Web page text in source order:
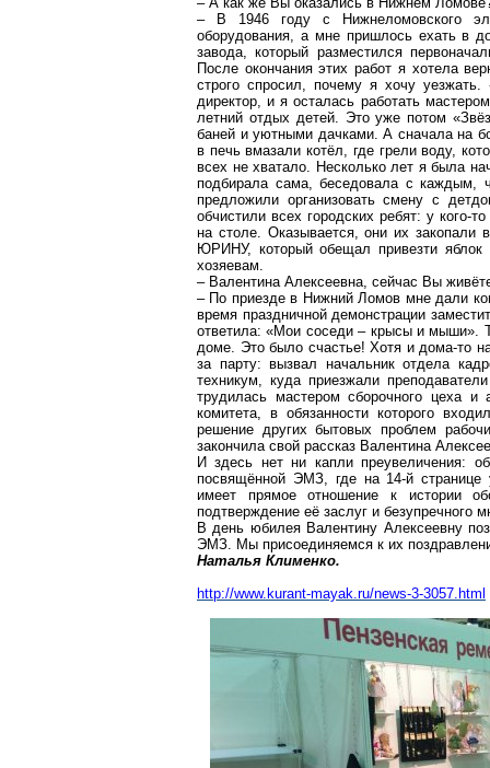
– В 1946 году с Нижнеломовского
оборудования, а мне пришлось ехать в
завода, который разместился
После окончания этих работ я хотела
строго спросил, почему я хочу
директор, и я осталась работать
летний отдых детей. Это уже потом
баней и уютными дачками. А сначала на
в печь вмазали котёл, где грели воду,
всех не хватало. Несколько лет я была
подбирала сама, беседовала с каждым,
предложили организовать смену с
обчистили всех городских ребят: у кого-
на столе. Оказывается, они их
ЮРИНУ, который обещал привезти
хозяевам.
– Валентина Алексеевна, сейчас Вы
– По приезде в Нижний Ломов мне дали
время праздничной демонстрации
ответила: «Мои соседи – крысы и мыши».
доме. Это было счастье! Хотя и дома-то
за парту: вызвал начальник отдела
техникум, куда приезжали
трудилась мастером сборочного цеха и
комитета, в обязанности которого
решение других бытовых проблем
закончила свой рассказ Валентина
И здесь нет ни капли преувеличения:
посвящённой ЭМЗ, где на 14-й странице
имеет прямое отношение к истории
подтверждение её заслуг и безупречного
В день юбилея Валентину Алексеевну
ЭМЗ. Мы присоединяемся к их
Наталья Клименко.
http://www.kurant-mayak.ru/news-3-3057.html